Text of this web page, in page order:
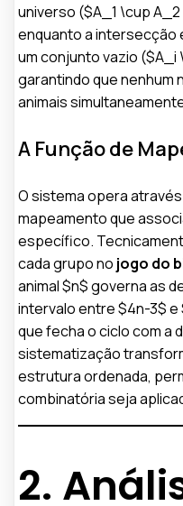
universo ($A_1 \cup
enquanto a intersecção
um conjunto vazio
garantindo que nenhum
animais
A Função de
O sistema opera
mapeamento que
específico.
cada grupo no jogo do
animal $n$ governa as
intervalo entre $4n-3$ e
que fecha o ciclo com a
sistematização
estrutura ordenada,
combinatória seja
2.